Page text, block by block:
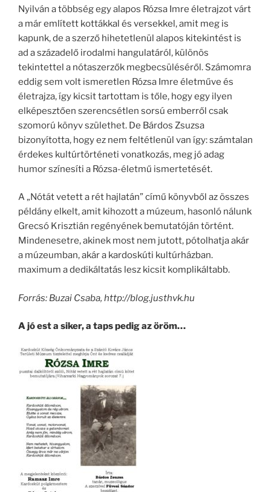
Nyilván a többség egy alapos Rózsa Imre életrajzot várt
a már említett kottákkal és versekkel, amit meg is
kapunk, de a szerző hihetetlenül alapos kitekintést is
ad a századelő irodalmi hangulatáról, különös
tekintettel a nótaszerzők megbecsüléséről. Számomra
eddig sem volt ismeretlen Rózsa Imre életműve és
életrajza, így kicsit tartottam is tőle, hogy egy ilyen
elképesztően szerencsétlen sorsú emberről csak
szomorú könyv születhet. De Bárdos Zsuzsa
bizonyította, hogy ez nem feltétlenül van így: számtalan
érdekes kultúrtörténeti vonatkozás, meg jó adag
humor színesíti a Rózsa-életmű ismertetését.
A „Nótát vetett a rét hajlatán” című könyvből az összes
példány elkelt, amit kihozott a múzeum, hasonló nálunk
Grecsó Krisztián regényének bemutatóján történt.
Mindenesetre, akinek most nem jutott, pótolhatja akár
a múzeumban, akár a kardoskúti kultúrházban.
maximum a dedikáltatás lesz kicsit komplikáltabb.
Forrás: Buzai Csaba, http://blog.justhvk.hu
A jó est a siker, a taps pedig az öröm…